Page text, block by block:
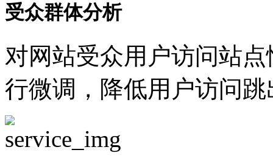
受众群体分析
对网站受众用户访问站
行微调，降低用户访问